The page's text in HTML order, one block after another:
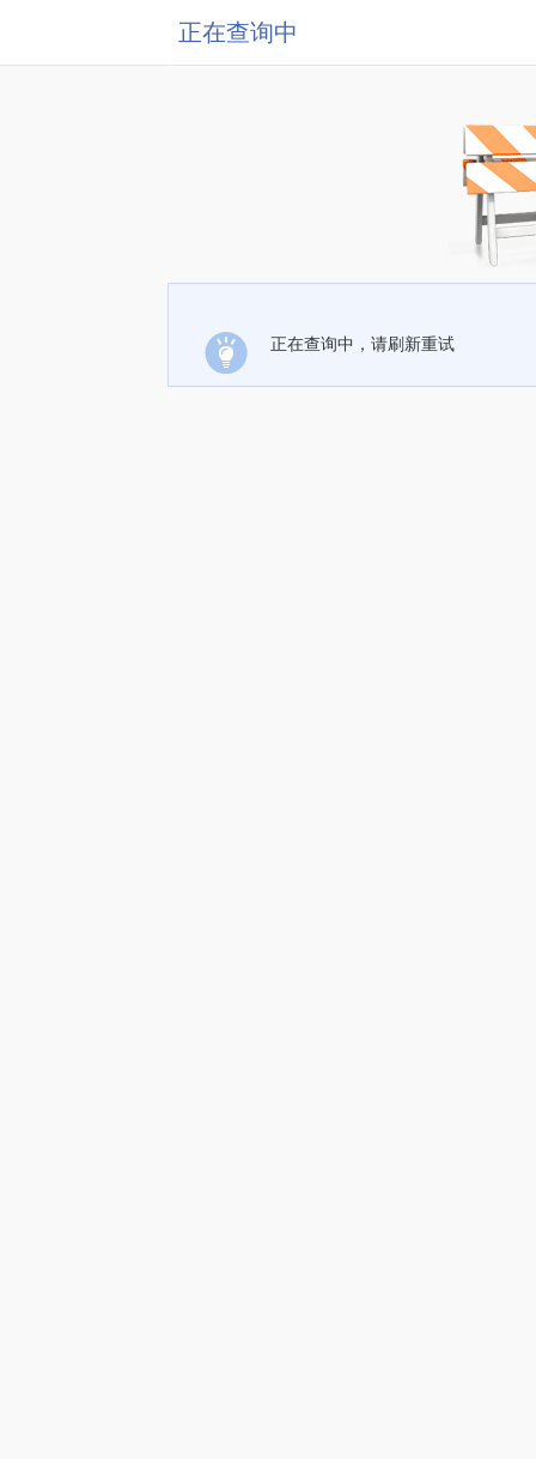
正在查询中
正在查询中，请刷新重试